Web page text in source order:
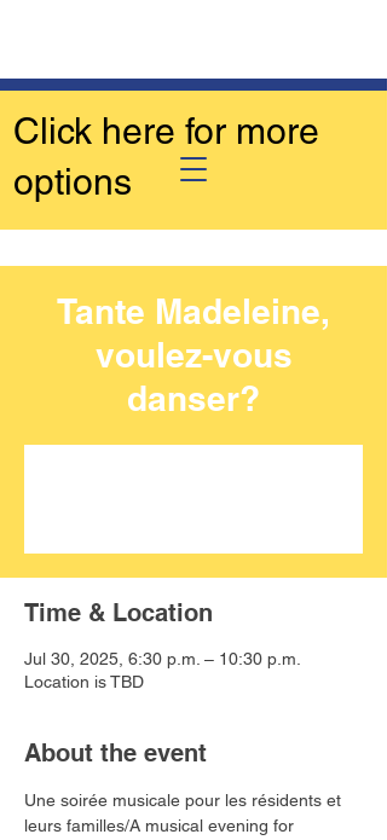
Click here for more
options
Tante Madeleine,
voulez-vous
danser?
Time & Location
Jul 30, 2025, 6:30 p.m. – 10:30 p.m.
Location is TBD
About the event
Une soirée musicale pour les résidents et
leurs familles/A musical evening for